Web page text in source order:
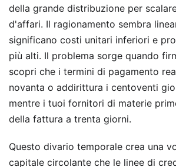
della grande distribuzione per
d'affari. Il ragionamento sembra
significano costi unitari inferiori e
più alti. Il problema sorge quando
scopri che i termini di pagamento
novanta o addirittura i centoventi
mentre i tuoi fornitori di materie
della fattura a trenta giorni.
Questo divario temporale crea una
capitale circolante che le linee di